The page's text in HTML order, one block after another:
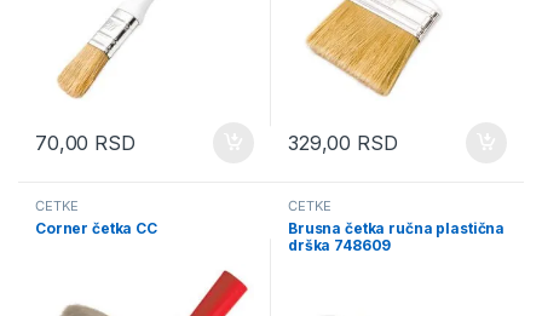
70,00 RSD 329,00 RSD
ČETKE
Corner četka CC
ČETKE
Brusna četka ručna plastična
drška 748609